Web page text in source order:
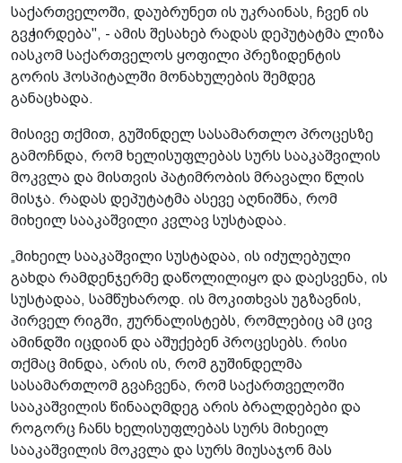
საქართველოში, დაუბრუნეთ ის უკრაინას, ჩვენ ის
გვჭირდება", - ამის შესახებ რადას დეპუტატმა ლიზა
იასკომ საქართველოს ყოფილი პრეზიდენტის
გორის ჰოსპიტალში მონახულების შემდეგ
განაცხადა.
მისივე თქმით, გუშინდელ სასამართლო პროცესზე
გამოჩნდა, რომ ხელისუფლებას სურს სააკაშვილის
მოკვლა და მისთვის პატიმრობის მრავალი წლის
მისჯა. რადას დეპუტატმა ასევე აღნიშნა, რომ
მიხეილ სააკაშვილი კვლავ სუსტადაა.
„მიხეილ სააკაშვილი სუსტადაა, ის იძულებული
გახდა რამდენჯერმე დაწოლილიყო და დაესვენა, ის
სუსტადაა, სამწუხაროდ. ის მოკითხვას უგზავნის,
პირველ რიგში, ჟურნალისტებს, რომლებიც ამ ცივ
ამინდში იცდიან და აშუქებენ პროცესებს. რისი
თქმაც მინდა, არის ის, რომ გუშინდელმა
სასამართლომ გვაჩვენა, რომ საქართველოში
სააკაშვილის წინააღმდეგ არის ბრალდებები და
როგორც ჩანს ხელისუფლებას სურს მიხეილ
სააკაშვილის მოკვლა და სურს მიუსაჯონ მას